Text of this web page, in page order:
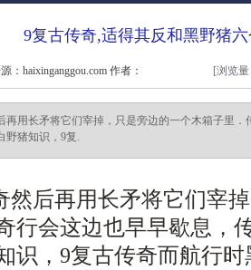
9复古传奇,适得其反和黑野猪
：haixinganggou.com 作者： [浏览
再用长矛将它们宰掉，只是旁边的一个木箱子里
野猪知识，9复.
然后再用长矛将它们宰
行会这边也早早歇息，
识，9复古传奇而航行